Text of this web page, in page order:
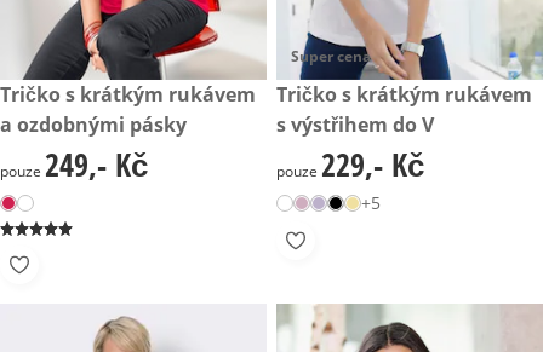
249,- Kč
Tričko s krátkým rukávem
a ozdobnými pásky
249,- Kč
pouze 249,- Kč
Super cena
229,- Kč
Tričko s krátkým rukávem
s výstřihem do V
229,- Kč
pouze 229,- Kč
+5